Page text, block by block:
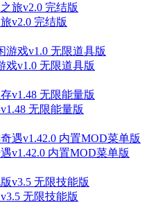
v2.0 完结版
戏v1.0 无限道具版
无限能量版
v1.42.0 内置MOD菜单版
无限技能版